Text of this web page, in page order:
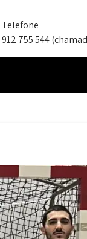
Telefone
912 755 544